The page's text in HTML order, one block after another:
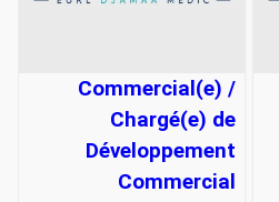
Commercial(e) /
Chargé(e) de
Développement
Commercial